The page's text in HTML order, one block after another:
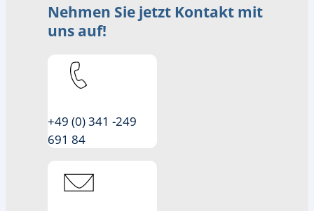
Nehmen Sie jetzt Kontakt mit
uns auf!
+49 (0) 341 -249
691 84